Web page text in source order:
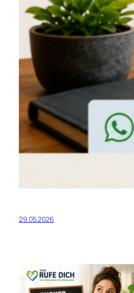
29.05.2026